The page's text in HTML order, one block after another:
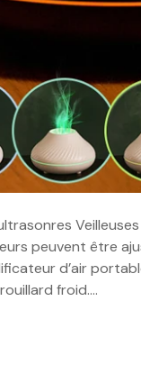
peuvent être
d’air
froid….